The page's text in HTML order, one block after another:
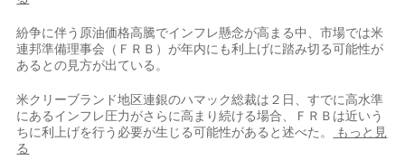
紛争に伴う原油価格高騰で​インフレ懸念が高まる中、市場では米
連邦準備理事会（ＦＲＢ）が年内にも利上げに踏み切る可能性が
あるとの見方が出てい​る。
米クリーブランド地区連銀のハマック総裁は２日、すでに高水準
にあるインフレ圧力がさらに高まり続ける場合、ＦＲＢは近いう
ちに利上げ‌を行う必⁠要が生じる可能性があると述べた。
もっと見
る